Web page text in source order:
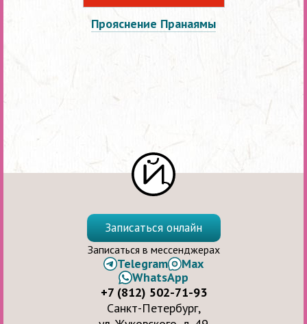
Прояснение Пранаямы
Записаться онлайн
Записаться в мессенджерах
Telegram
Max
WhatsApp
+7 (812) 502-71-93
Санкт-Петербург,